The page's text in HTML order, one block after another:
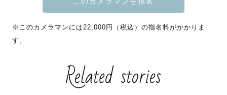
その他、撮影が3回目以上のリピーター様は割引ございま
す！
※このカメラマンには22,000円（税込）の指名料がかかりま
す。
Related stories